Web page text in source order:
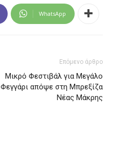
WhatsApp
Επόμενο άρθρο
Μικρό Φεστιβάλ για Μεγάλο
Φεγγάρι απόψε στη Μπρεξίζα
Νέας Μάκρης